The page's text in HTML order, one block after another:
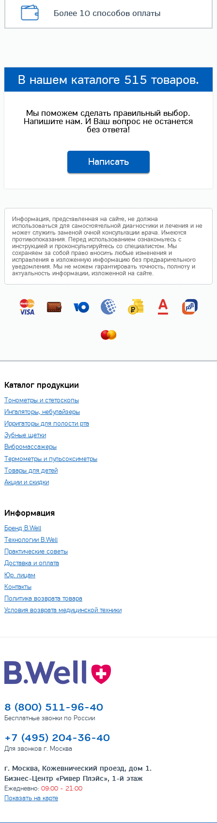
Более 10 способовоплаты
В нашем каталоге 515 товаров.
Мы поможем сделать правильный выбор.
Напишите нам. И Ваш вопрос не останется
без ответа!
Написать
Информация, представленная на сайте, не должна
использоваться для самостоятельной диагностики и лечения и не
может служить заменой очной консультации врача. Имеются
противопоказания. Перед использованием ознакомьтесь с
инструкцией и проконсультируйтесь со специалистом. Мы
сохраняем за собой право вносить любые изменения и
исправления в изложенную информацию без предварительного
уведомления. Мы не можем гарантировать точность, полноту и
актуальность информации, изложенной на сайте.
Каталог продукции
Тонометры и стетоскопы
Ингаляторы, небулайзеры
Ирригаторы для полости рта
Зубные щетки
Вибромассажеры
Термометры и пульсоксиметры
Товары для детей
Акции и скидки
Информация
Бренд B.Well
Технологии B.Well
Практические советы
Доставка и оплата
Юр. лицам
Контакты
Политика возврата товара
Условия возврата медицинской техники
8 (800) 511-96-40
Бесплатные звонки по России
+7 (495) 204-36-40
Для звонков г. Москва
г. Москва, Кожевнический проезд, дом 1.
Бизнес-Центр «Ривер Плэйс», 1-й этаж
Ежедневно: 09:00 - 21:00
Показать на карте